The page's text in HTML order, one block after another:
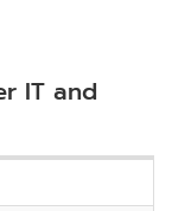
IT and